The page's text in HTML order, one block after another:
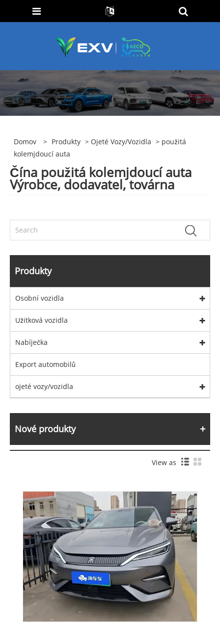
Domov > Produkty > Ojeté Vozy/vozidla > použitá
kolemjdoucí auta
Čína použitá kolemjdoucí auta
Výrobce, dodavatel, továrna
Produkty
Osobní vozidla
Užitková vozidla
Nabíječka
Export automobilů
ojeté vozy/vozidla
Nové produkty
View as